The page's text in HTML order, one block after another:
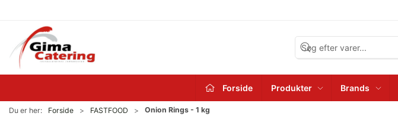
Forside Produkter Brands
Du er her: Forside FASTFOOD Onion Rings - 1 kg